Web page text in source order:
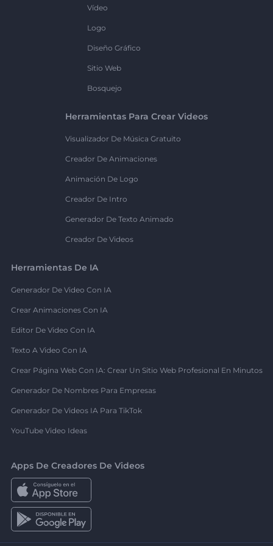
Vídeo
Logo
Diseño Gráfico
Sitio Web
Bosquejo
Herramientas Para Crear Videos
Visualizador De Música Gratuito
Creador De Animaciones
Animación De Logo
Creador De Intro
Generador De Texto Animado
Creador De Videos
Herramientas De IA
Generador De Video Con IA
Crear Animaciones Con IA
Editor De Video Con IA
Texto A Video Con IA
Crear Página Web Con IA: Crear Un Sitio Web Profesional En Minutos
Generador De Nombres Para Empresas
Generador De Videos IA Para TikTok
YouTube Video Ideas
Apps De Creadores De Videos